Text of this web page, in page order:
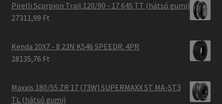
Pirelli Scorpion Trail 120/90 - 17 64S TT (hátsó gumi)
27311,99 Ft
Kenda 20X7 - 8 23N K546 SPEEDR. 4PR
28135,76 Ft
Maxxis 180/55 ZR 17 (73W) SUPERMAXX ST MA-ST3
TL (hátsó gumi)